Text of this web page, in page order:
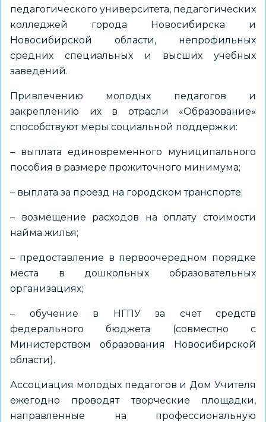
педагогического университета, педагогических
колледжей города Новосибирска и
Новосибирской области, непрофильных
средних специальных и высших учебных
заведений.
Привлечению молодых педагогов и
закреплению их в отрасли «Образование»
способствуют меры социальной поддержки:
– выплата единовременного муниципального
пособия в размере прожиточного минимума;
– выплата за проезд на городском транспорте;
– возмещение расходов на оплату стоимости
найма жилья;
– предоставление в первоочередном порядке
места в дошкольных образовательных
организациях;
– обучение в НГПУ за счет средств
федерального бюджета (совместно с
Министерством образования Новосибирской
области).
Ассоциация молодых педагогов и Дом Учителя
ежегодно проводят творческие площадки,
направленные на профессиональную